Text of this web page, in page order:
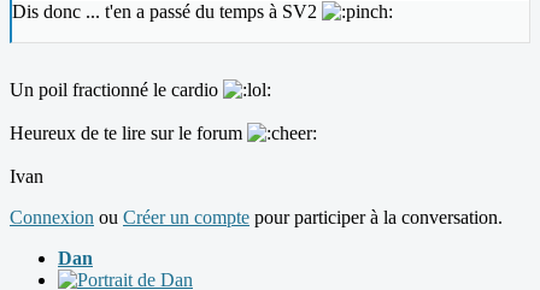
Dis donc ... t'en a passé du temps à SV2
Un poil fractionné le cardio
Heureux de te lire sur le forum
Ivan
Connexion ou Créer un compte pour participer à la conversation.
Dan